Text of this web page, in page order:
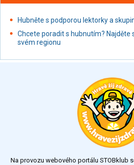
Hubněte s podporou lektorky a
Chcete poradit s hubnutím? Najděte
svém regionu
Na provozu webového portálu STOBklub